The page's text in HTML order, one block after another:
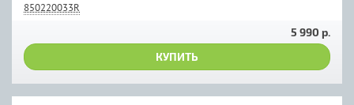
850220033R
5 990 р.
КУПИТЬ